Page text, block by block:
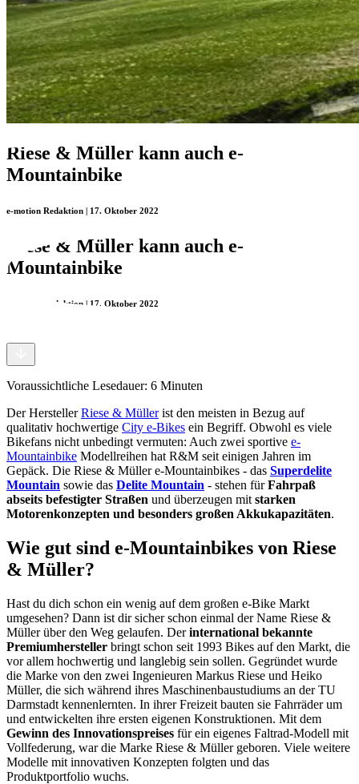
Riese & Müller kann auch e-
Mountainbike
e-motion Redaktion | 17. Oktober 2022
Riese & Müller kann auch e-
Mountainbike
e-motion Redaktion | 17. Oktober 2022
Voraussichtliche Lesedauer: 6 Minuten
Der HerstellerRiese & Müllerist den meisten in Bezug auf
qualitativ hochwertige City e-Bikes ein Begriff. Obwohl es viele
Bikefans nicht unbedingt vermuten: Auch zwei sportive e-
Mountainbike Modellreihen hat R&M seit einigen Jahren im
Gepäck. Die Riese & Müller e-Mountainbikes - das Superdelite
Mountain sowie das Delite Mountain - stehen fürFahrpaß
abseits befestigter Straßen und überzeugen mit starken
Motorenkonzepten und besonders großen Akkukapazitäten.
Wie gut sind e-Mountainbikes von Riese
& Müller?
Hast du dich schon ein wenig auf dem großen e-Bike Markt
umgesehen? Dann ist dir sicher schon einmal der Name Riese &
Müller über den Weg gelaufen. Derinternational bekannte
Premiumhersteller bringt schon seit 1993 Bikes auf den Markt, die
vor allem hochwertig und langlebig sein sollen. Gegründet wurde
die Marke von den zwei Ingenieuren Markus Riese und Heiko
Müller, die sich während ihres Maschinenbaustudiums an der TU
Darmstadt kennenlernten. In ihrer Freizeit bauten sie Fahrräder um
und entwickelten ihre ersten eigenen Konstruktionen. Mit dem
Gewinn des Innovationspreises für ein eigenes Faltrad-Modell mit
Vollfederung, war die Marke Riese & Müller geboren. Viele weitere
Modelle mit innovativen Konzepten folgten und das
Produktportfolio wuchs.